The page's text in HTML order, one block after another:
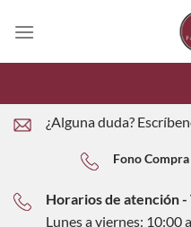
¿Alguna duda?
Fono Compra
Horarios de atención
Lunes a viernes: 10:00